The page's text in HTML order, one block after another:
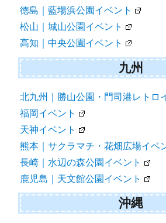
徳島｜藍場浜公園イベント
松山｜城山公園イベント
高知｜中央公園イベント
九州
北九州｜勝山公園・門司港レトロ
福岡イベント
天神イベント
熊本｜サクラマチ・花畑広場イベ
長崎｜水辺の森公園イベント
鹿児島｜天文館公園イベント
沖縄